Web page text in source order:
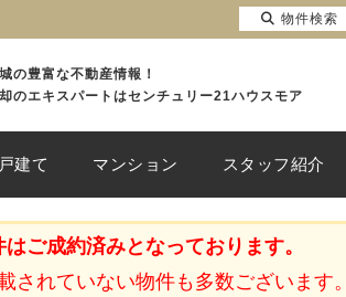
の豊富な不動産情報！
のエキスパートはセンチュリー21ハウスモア
建て マンション スタッフ紹介
ご成約済みとなっております。
されていない物件も多数ございます。
物件検索